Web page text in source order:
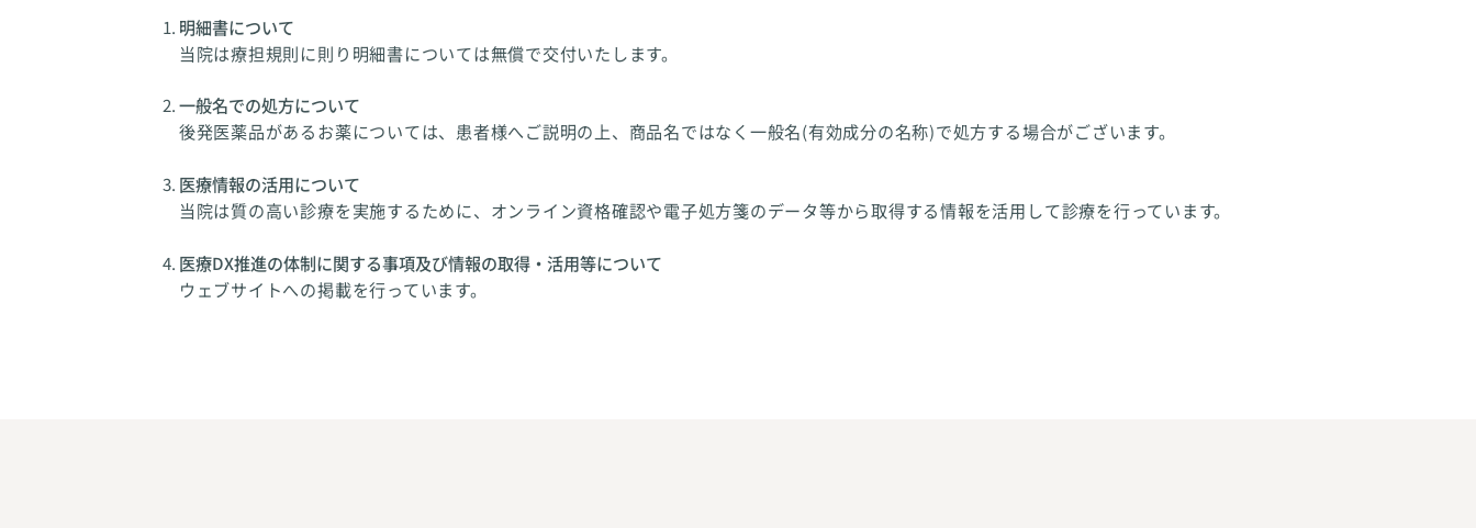
明細書について
当院は療担規則に則り明細書については無償で交付いたします。
一般名での処方について
後発医薬品があるお薬については、患者様へご説明の上、商品名ではなく一般名(有効成分の名称)で処方する場合がございます。
医療情報の活用について
当院は質の高い診療を実施するために、オンライン資格確認や電子処方箋のデータ等から取得する情報を活用して診療を行っています。
医療DX推進の体制に関する事項及び情報の取得・活用等について
ウェブサイトへの掲載を行っています。